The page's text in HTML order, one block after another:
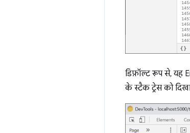
डिफ़ॉल्ट रूप से, यह
के स्टैक ट्रेस को